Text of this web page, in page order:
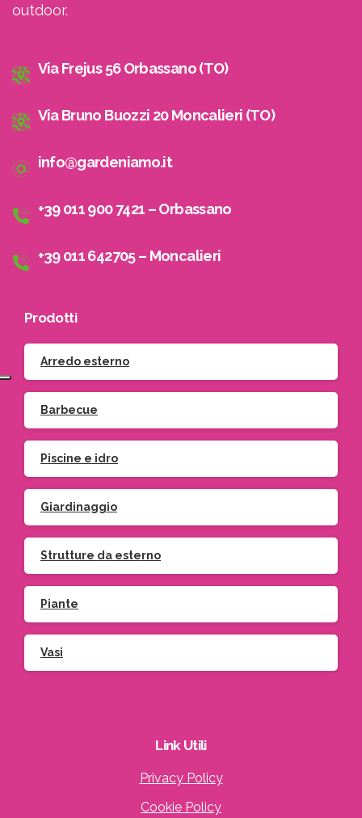
outdoor.
Via Frejus 56 Orbassano (TO)
Via Bruno Buozzi 20 Moncalieri (TO)
info@gardeniamo.it
+39 011 900 7421 – Orbassano
+39 011 642705 – Moncalieri
Prodotti
Arredo esterno
Barbecue
Piscine e idro
Giardinaggio
Strutture da esterno
Piante
Vasi
Link Utili
Privacy Policy
Cookie Policy